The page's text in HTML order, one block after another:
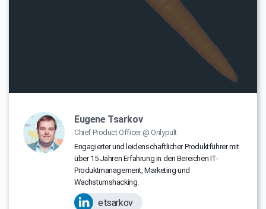
Eugene Tsarkov
Chief Product Officer @ Onlypult
Engagierter und leidenschaftlicher Produktführer mit
über 15 Jahren Erfahrung in den Bereichen IT-
Produktmanagement, Marketing und
Wachstumshacking.
etsarkov